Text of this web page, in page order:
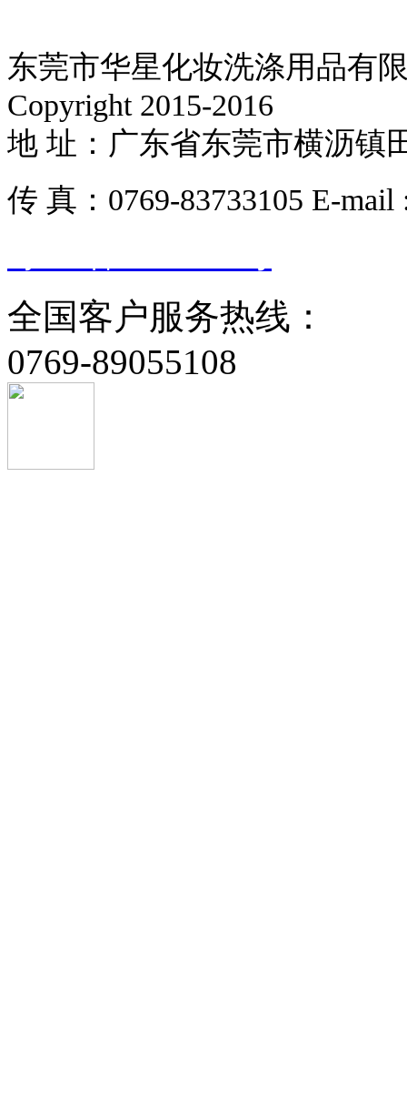
东莞市华星化妆洗涤用品有
Copyright 2015-2016
地 址：广东省东莞市横沥镇
传 真：0769-83733105 E-
全国客户服务热线：
0769-89055108